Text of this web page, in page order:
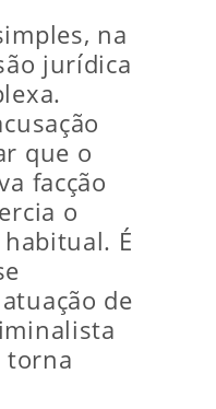
na
jurídica
que o
facção
o
É
de
torna